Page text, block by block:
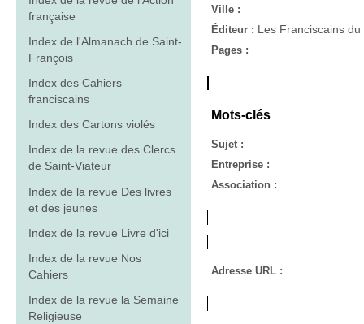
française
Index de l'Almanach de Saint-
François
Index des Cahiers
franciscains
Index des Cartons violés
Index de la revue des Clercs
de Saint-Viateur
Index de la revue Des livres
et des jeunes
Index de la revue Livre d'ici
Index de la revue Nos
Cahiers
Index de la revue la Semaine
Religieuse
Ville :
Éditeur : Les Franciscains du
Pages :
Mots-clés
Sujet :
Entreprise :
Association :
Adresse URL :